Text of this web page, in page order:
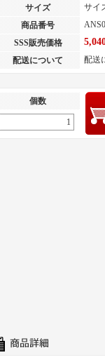
サイズ
サイ
商品番号
SSS販売価格
配送について 配送
個数